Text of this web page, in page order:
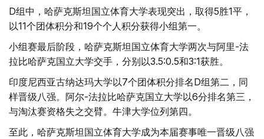
D组中，哈萨克斯坦国立体育大学表现突出，取得5胜1平，
以11个团体积分和19个个人积分获得小组第一。
小组赛最后阶段，哈萨克斯坦国立体育大学两次与阿里-法
拉比哈萨克国立大学交手，分别以3.5:0.5和3:1获胜。
印度尼西亚古纳达玛大学以7个团体积分排名D组第二，同
样晋级八强。阿尔-法拉比哈萨克国立大学以6分排名第三，
与淘汰赛资格失之交臂。牛津大学位列第四。
至此，哈萨克斯坦国立体育大学成为本届赛事唯一晋级八强